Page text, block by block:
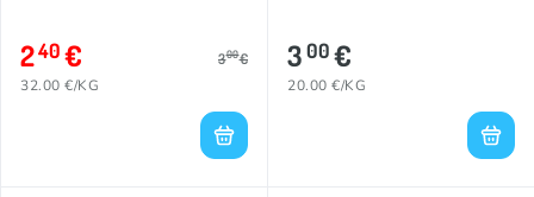
240€ 300€
32.00 €/KG
300€
20.00 €/KG